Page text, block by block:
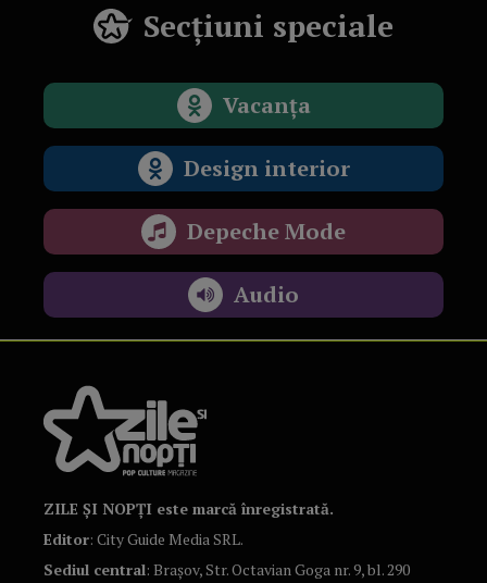
Secțiuni speciale
Vacanța
Design interior
Depeche Mode
Audio
ZILE ȘI NOPȚI este marcă înregistrată.
Editor: City Guide Media SRL.
Sediul central: Brașov, Str. Octavian Goga nr. 9, bl. 290